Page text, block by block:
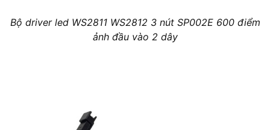
Bộ driver led WS2811 WS2812 3 nút SP002E 600 điểm
ảnh đầu vào 2 dây